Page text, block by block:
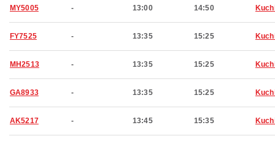
MY5005 - 13:00 14:50
FY7525 - 13:35 15:25
MH2513 - 13:35 15:25
GA8933 - 13:35 15:25
AK5217 - 13:45 15:35